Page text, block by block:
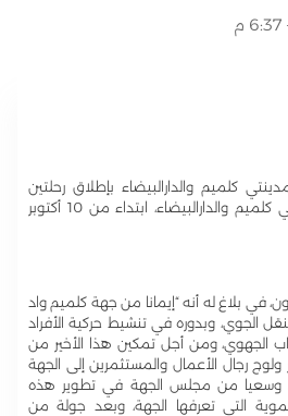
كلميم والدارالبيضاء بإطلاق رحلتين
جويتين إضافيتين بين مدينتي كلميم والدارالبيضاء، ابتداء من 10 أكتوبر
في بلاغ له أنه “إيمانا من جهة كلميم واد
الجوي، وبدوره في تنشيط حركية الأفراد
الجهوي، ومن أجل تمكين هذا الأخير من
ولوج رجال الأعمال والمستثمرين إلى الجهة
وسعيا من مجلس الجهة في تطوير هذه
التي تعرفها الجهة، وبعد جولة من